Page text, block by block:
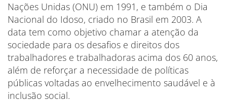
Nações Unidas (ONU) em 1991, e também o Dia
Nacional do Idoso, criado no Brasil em 2003. A
data tem como objetivo chamar a atenção da
sociedade para os desafios e direitos dos
trabalhadores e trabalhadoras acima dos 60 anos,
além de reforçar a necessidade de políticas
públicas voltadas ao envelhecimento saudável e à
inclusão social.